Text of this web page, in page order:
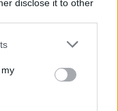
disclose it to other